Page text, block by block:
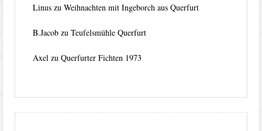
Linus zuWeihnachten mit Ingeborch aus Querfurt
B.Jacob zuTeufelsmühle Querfurt
Axel zuQuerfurter Fichten 1973